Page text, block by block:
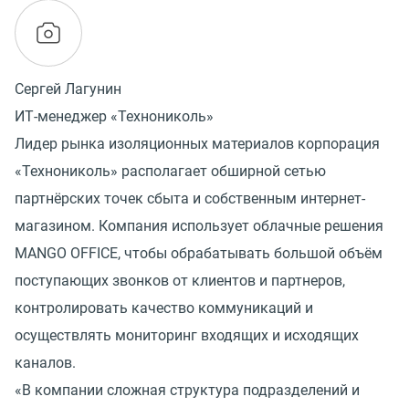
Сергей Лагунин
ИТ-менеджер «Технониколь»
Лидер рынка изоляционных материалов корпорация
«Технониколь» располагает обширной сетью
партнёрских точек сбыта и собственным интернет-
магазином. Компания использует облачные решения
MANGO OFFICE, чтобы обрабатывать большой объём
поступающих звонков от клиентов и партнеров,
контролировать качество коммуникаций и
осуществлять мониторинг входящих и исходящих
каналов.
«В компании сложная структура подразделений и